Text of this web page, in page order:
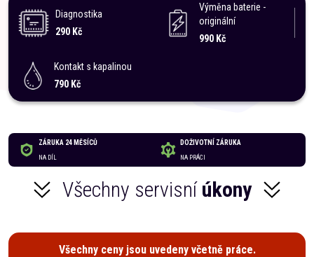
Diagnostika
290 Kč
Výměna baterie -
originální
990 Kč
Kontakt s kapalinou
790 Kč
ZÁRUKA 24 MĚSÍCŮ
NA DÍL
DOŽIVOTNÍ ZÁRUKA
NA PRÁCI
Všechny servisní úkony
Všechny ceny jsou uvedeny včetně práce.